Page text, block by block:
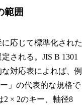
範囲
に応じて標準化された
される。JIS B 1301
対応表によれば、例
」の代表的な規格で
2 × 2のキー、軸径8